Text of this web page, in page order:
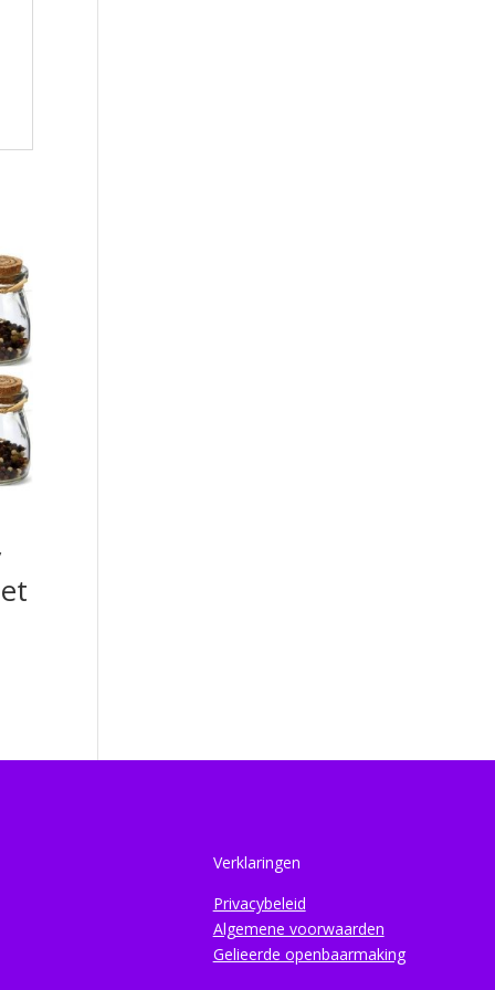
Verklaringen
Privacybeleid
Algemene voorwaarden
Gelieerde openbaarmaking